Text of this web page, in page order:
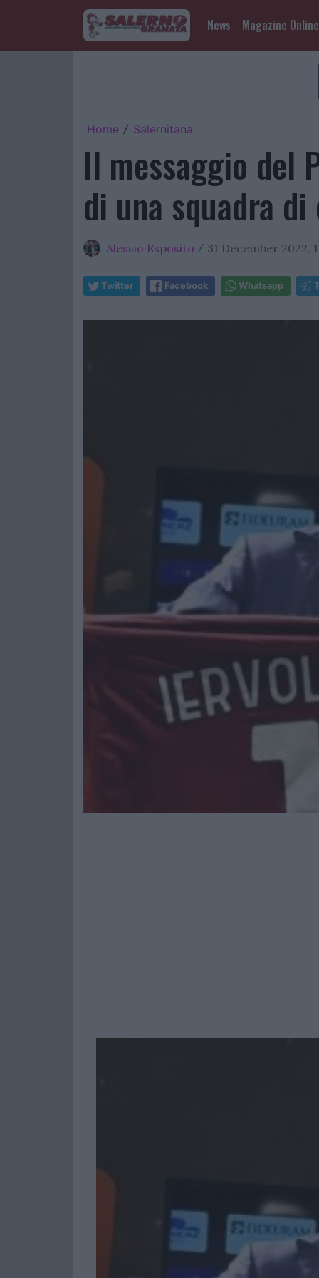
News Magazine Online
Home / Salernitana
Il messaggio del
di una squadra
Alessio Esposito / 31 December 2022,
Twitter Facebook Whatsapp